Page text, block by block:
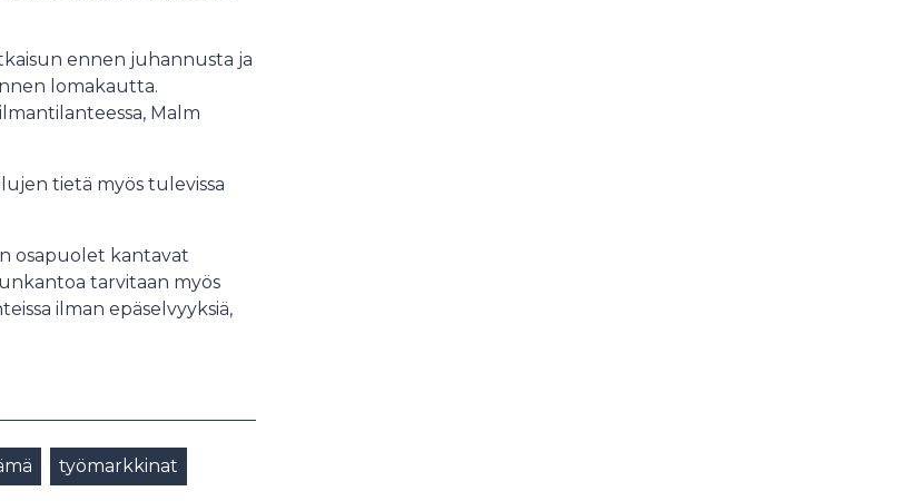
ennen juhannusta ja
lomakautta.
Malm
tietä myös tulevissa
osapuolet kantavat
tarvitaan myös
ilman epäselvyyksiä,
työmarkkinat